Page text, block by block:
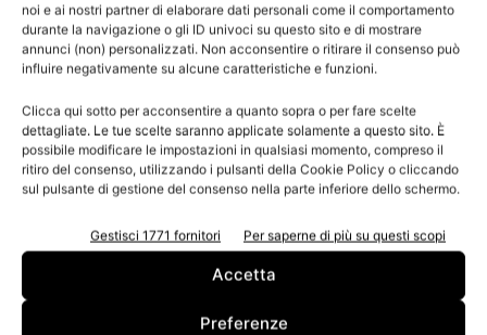
noi e ai nostri partner di elaborare dati personali come il comportamento
durante la navigazione o gli ID univoci su questo sito e di mostrare
annunci (non) personalizzati. Non acconsentire o ritirare il consenso può
influire negativamente su alcune caratteristiche e funzioni.
Clicca qui sotto per acconsentire a quanto sopra o per fare scelte
dettagliate. Le tue scelte saranno applicate solamente a questo sito. È
possibile modificare le impostazioni in qualsiasi momento, compreso il
ritiro del consenso, utilizzando i pulsanti della Cookie Policy o cliccando
sul pulsante di gestione del consenso nella parte inferiore dello schermo.
Gestisci 1771 fornitori Per saperne di più su questi scopi
Accetta
Preferenze
Edicola Web